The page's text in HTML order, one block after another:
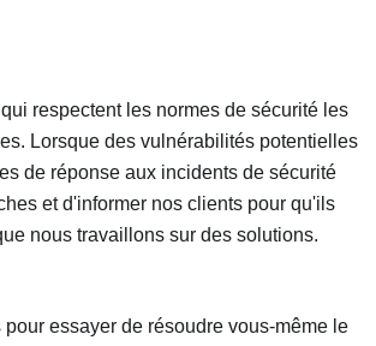
respectent les normes de sécurité les
Lorsque des vulnérabilités potentielles
de réponse aux incidents de sécurité
et d'informer nos clients pour qu'ils
nous travaillons sur des solutions.
essayer de résoudre vous-même le